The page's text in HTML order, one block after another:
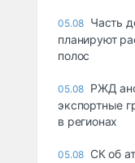
05.08 Часть
планируют
полос
05.08 РЖД
экспортные
в регионах
05.08 СК об